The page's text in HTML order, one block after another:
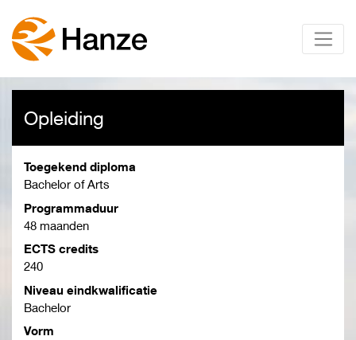
Opleiding
Toegekend diploma
Bachelor of Arts
Programmaduur
48 maanden
ECTS credits
240
Niveau eindkwalificatie
Bachelor
Vorm